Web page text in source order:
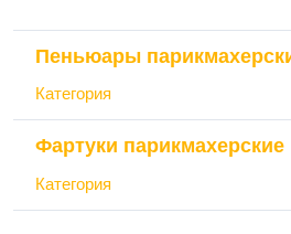
Пеньюары
Категория
Фартуки парикмахерские
Категория